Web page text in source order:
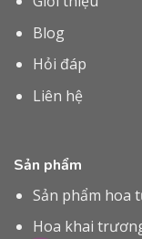
Blog
Hỏi đáp
Liên hệ
Sản phẩm
Sản phẩm hoa
Hoa khai